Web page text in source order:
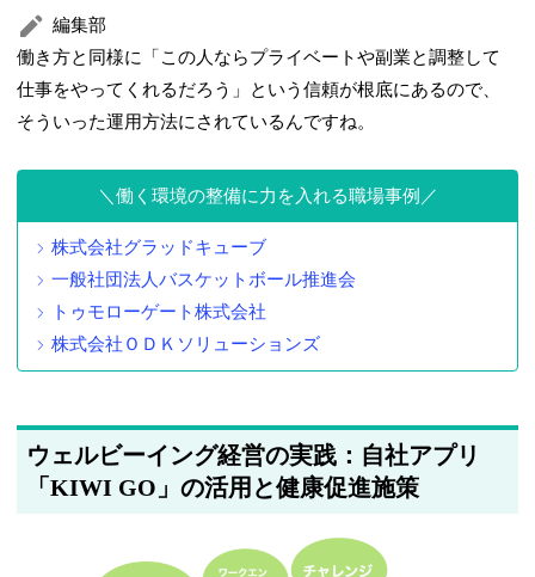
編集部
働き方と同様に「この人ならプライベートや副業と調整して
仕事をやってくれるだろう」という信頼が根底にあるので、
そういった運用方法にされているんですね。
働く環境の整備に力を入れる職場事例
株式会社グラッドキューブ
一般社団法人バスケットボール推進会
トゥモローゲート株式会社
株式会社ＯＤＫソリューションズ
ウェルビーイング経営の実践：自社アプリ
「KIWI GO」の活用と健康促進施策